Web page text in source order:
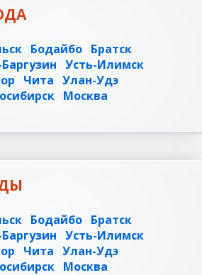
Бодайбо Братск
Усть-Илимск
Чита Улан-Удэ
Москва
Бодайбо Братск
Усть-Илимск
Чита Улан-Удэ
Москва